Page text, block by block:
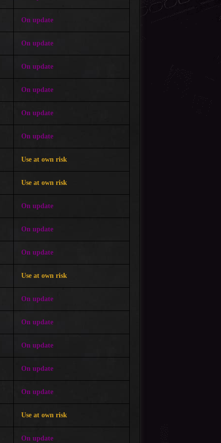
On update
On update
On update
On update
On update
On update
Use at own risk
Use at own risk
On update
On update
On update
Use at own risk
On update
On update
On update
On update
On update
Use at own risk
On update